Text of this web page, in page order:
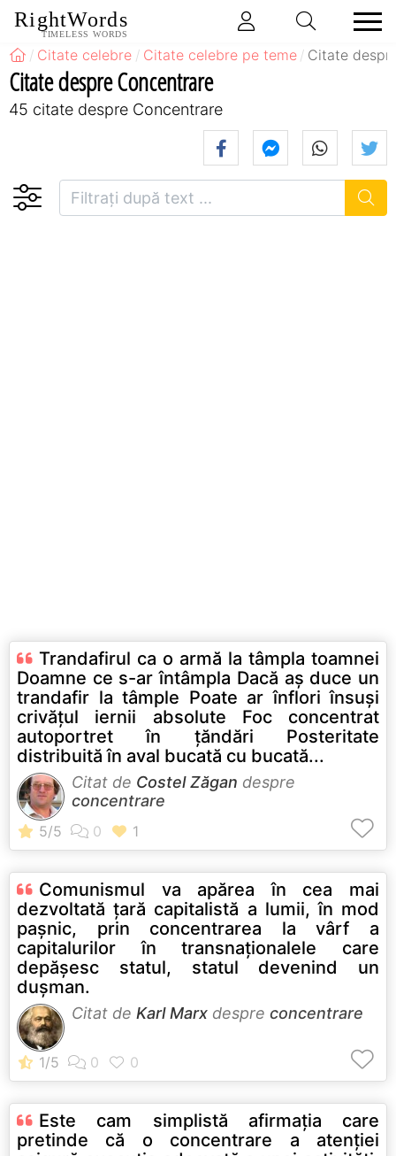
RightWords
TIMELESS WORDS
Citate celebre Citate celebre pe teme Citate
Citate despre Concentrare
45 citate despre Concentrare
Trandafirul ca o armă la tâmpla toamnei
Doamne ce s-ar întâmpla Dacă aş duce un
trandafir la tâmple Poate ar înflori însuşi
crivăţul iernii absolute Foc concentrat
autoportret în ţăndări Posteritate
distribuită în aval bucată cu bucată...
Citat de Costel Zăgan despre
concentrare
Comunismul va apărea în cea mai
dezvoltată ţară capitalistă a lumii, în mod
paşnic, prin concentrarea la vârf a
capitalurilor în transnaţionalele care
depăşesc statul, statul devenind un
duşman.
Citat de Karl Marx despre concentrare
Este cam simplistă afirmaţia care
pretinde că o concentrare a atenţiei